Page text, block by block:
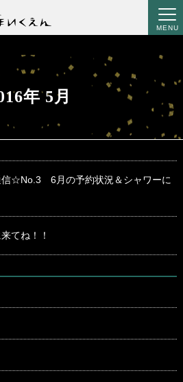
MENU
年 5月
☆No.3 6月の予約状況＆シャワーに
てね！！